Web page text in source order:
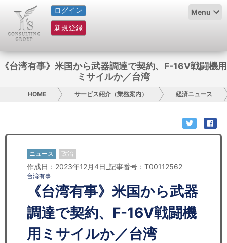
ログイン
新規登録
Menu
HOME
サービス紹介
コラム
お問い合わせ
日本人にPR
コンサルティング
リサーチ
セミナー
《台湾有事》米国から武器調達で契約、F-16V戦闘機用
ミサイルか／台湾
HOME サービス紹介（業務案内） 経済ニュース
ニュース 政治
作成日：2023年12月4日_記事番号：T00112562
台湾有事
《台湾有事》米国から武器
調達で契約、F-16V戦闘機
用ミサイルか／台湾